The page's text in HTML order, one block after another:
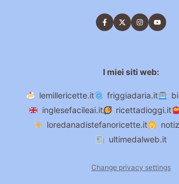
I miei siti web:
lemillericette.it friggiadaria.it
inglesefacileai.it
ricettadioggi.it
loredanadistefanoricette.it
ultimedalweb.it
Change privacy settings